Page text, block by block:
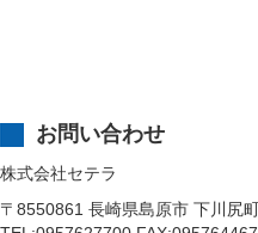
お問い合わせ
株式会社セテラ
〒8550861 長崎県島原市 下川尻